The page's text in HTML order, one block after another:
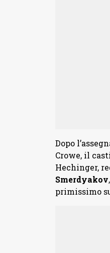
Dopo
Crowe, il
Hechinger,
Smerdyakov
primissimo